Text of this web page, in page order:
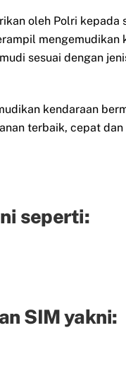
oleh Polri kepada
sesuai dengan
kendaraan
terbaik, cepat
seperti:
SIM yakni: